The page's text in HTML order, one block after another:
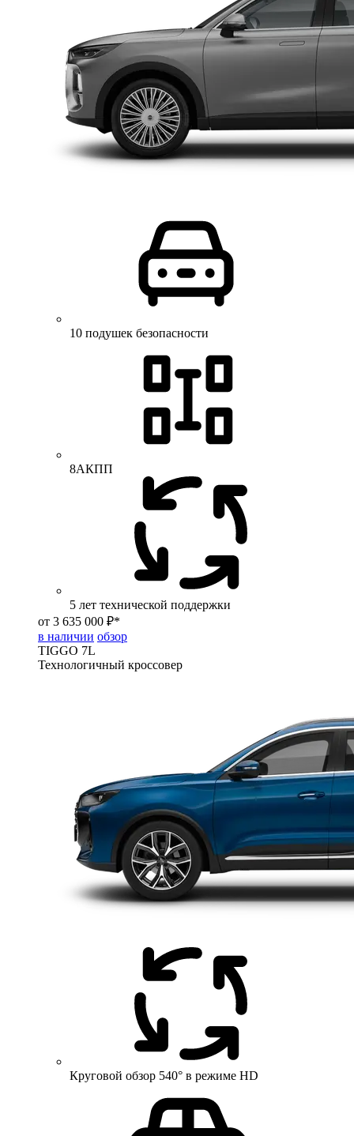
10 подушек безопасности
8АКПП
5 лет технической поддержки
от 3 635 000 ₽*
в наличии обзор
TIGGO 7L
Технологичный кроссовер
Круговой обзор 540° в режиме HD